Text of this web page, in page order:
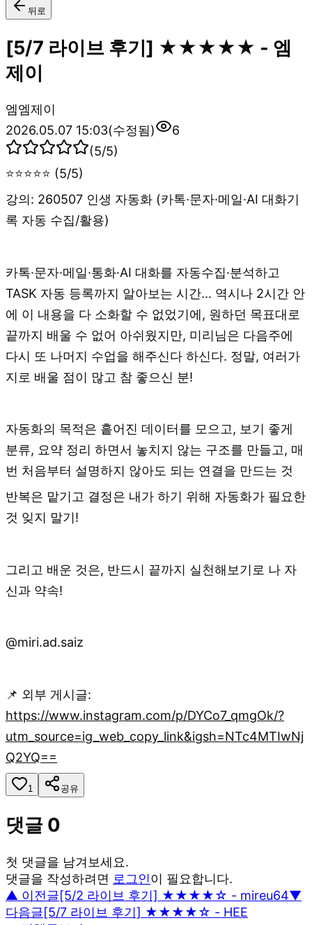
뒤로
[5/7 라이브 후기] ★★★★★ - 엠
제이
엠엠제이
2026.05.07 15:03(수정됨)
6
(5/5)
⭐⭐⭐⭐⭐ (5/5)
강의: 260507 인생 자동화 (카톡·문자·메일·AI 대화기
록 자동 수집/활용)
카톡·문자·메일·통화·AI 대화를 자동수집·분석하고
TASK 자동 등록까지 알아보는 시간... 역시나 2시간 안
에 이 내용을 다 소화할 수 없었기에, 원하던 목표대로
끝까지 배울 수 없어 아쉬웠지만, 미리님은 다음주에
다시 또 나머지 수업을 해주신다 하신다. 정말, 여러가
지로 배울 점이 많고 참 좋으신 분!
자동화의 목적은 흩어진 데이터를 모으고, 보기 좋게
분류, 요약 정리 하면서 놓치지 않는 구조를 만들고, 매
번 처음부터 설명하지 않아도 되는 연결을 만드는 것
반복은 맡기고 결정은 내가 하기 위해 자동화가 필요한
것 잊지 말기!
그리고 배운 것은, 반드시 끝까지 실천해보기로 나 자
신과 약속!
@miri.ad.saiz
📌 외부 게시글:
https://www.instagram.com/p/DYCo7_qmgOk/?
utm_source=ig_web_copy_link&igsh=NTc4MTIwNj
Q2YQ==
1 공유
댓글 0
첫 댓글을 남겨보세요.
댓글을 작성하려면 로그인이 필요합니다.
▲ 이전글[5/2 라이브 후기] ★★★★☆ - mireu64▼
다음글[5/7 라이브 후기] ★★★★☆ - HEE